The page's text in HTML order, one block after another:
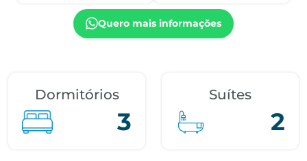
Quero mais informações
Dormitórios
3
Suítes
2